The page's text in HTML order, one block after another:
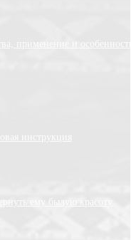
применение и особенности
инструкция
ему былую красоту